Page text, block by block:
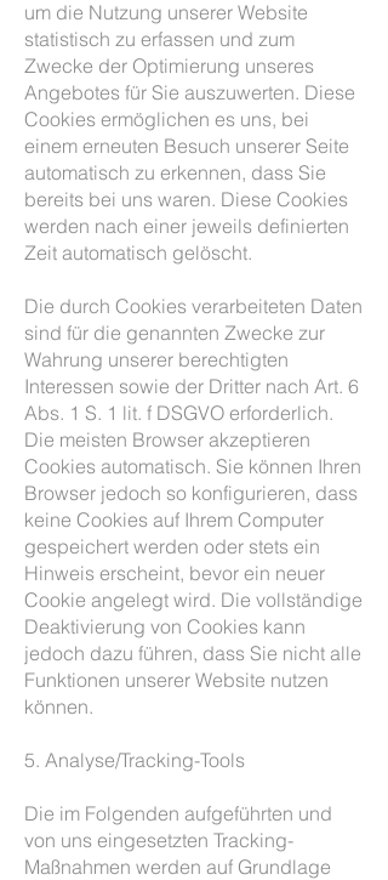
um die Nutzung unserer Website
statistisch zu erfassen und zum
Zwecke der Optimierung unseres
Angebotes für Sie auszuwerten. Diese
Cookies ermöglichen es uns, bei
einem erneuten Besuch unserer Seite
automatisch zu erkennen, dass Sie
bereits bei uns waren. Diese Cookies
werden nach einer jeweils definierten
Zeit automatisch gelöscht.
Die durch Cookies verarbeiteten Daten
sind für die genannten Zwecke zur
Wahrung unserer berechtigten
Interessen sowie der Dritter nach Art. 6
Abs. 1 S. 1 lit. f DSGVO erforderlich.
Die meisten Browser akzeptieren
Cookies automatisch. Sie können Ihren
Browser jedoch so konfigurieren, dass
keine Cookies auf Ihrem Computer
gespeichert werden oder stets ein
Hinweis erscheint, bevor ein neuer
Cookie angelegt wird. Die vollständige
Deaktivierung von Cookies kann
jedoch dazu führen, dass Sie nicht alle
Funktionen unserer Website nutzen
können.
5. Analyse/Tracking-Tools
Die im Folgenden aufgeführten und
von uns eingesetzten Tracking-
Maßnahmen werden auf Grundlage